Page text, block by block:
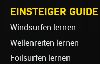
EINSTEIGER GUIDE
Windsurfen lernen
Wellenreiten lernen
Foilsurfen lernen